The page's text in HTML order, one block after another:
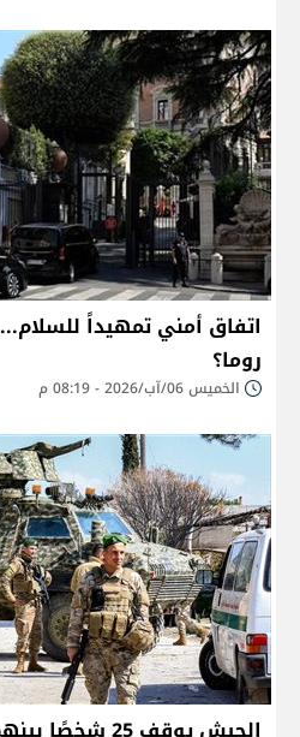
اتفاق أمني تمهيداً
روما؟
الخميس 06/آب/2026 - 08:19 م